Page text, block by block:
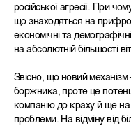
російської агресії. При
що знаходяться на
економічні та
на абсолютній більшості
Звісно, що новий
боржника, проте це
компанію до краху й ще на
проблеми. На відміну від